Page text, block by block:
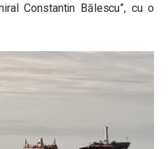
Constantin Bălescu”, cu o